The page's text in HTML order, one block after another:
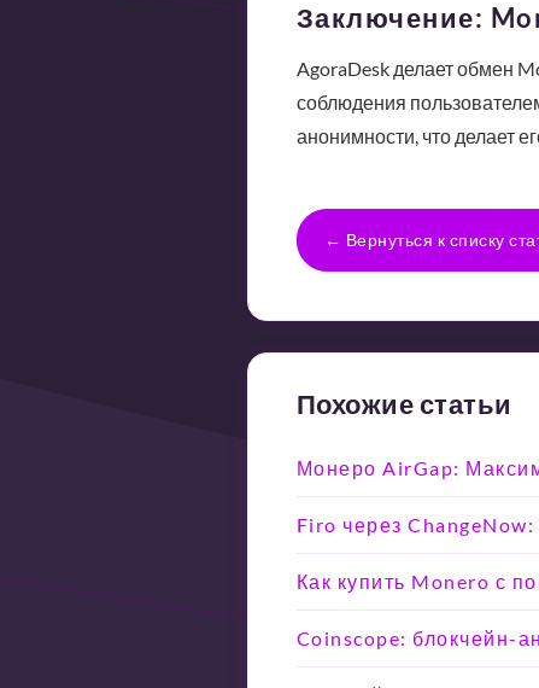
Заключение:
AgoraDesk делает обмен
соблюдения
анонимности, что делает
← Вернуться к списку
Похожие статьи
Монеро AirGap:
Firo через
Как купить Monero с
Coinscope: блокчейн-